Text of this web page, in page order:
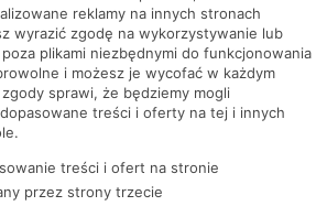
reklamy na innych stronach
wyrazić zgodę na wykorzystywanie lub
plikami niezbędnymi do funkcjonowania
i możesz je wycofać w każdym
sprawi, że będziemy mogli
treści i oferty na tej i innych
treści i ofert na stronie
przez strony trzecie